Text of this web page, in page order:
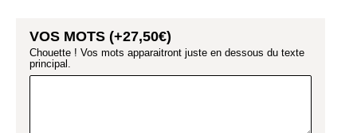
VOS MOTS (+27,50€)
Chouette ! Vos mots apparaitront juste en dessous du texte
principal.